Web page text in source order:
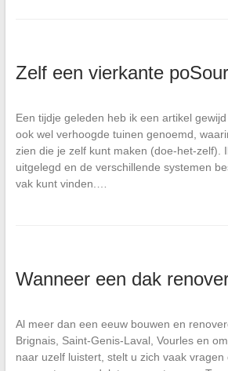
Zelf een vierkante
Een tijdje geleden heb ik een artikel
ook wel verhoogde tuinen genoemd,
zien die je zelf kunt maken (doe-het-zelf).
uitgelegd en de verschillende systemen
vak kunt vinden.…
Wanneer een dak
Al meer dan een eeuw bouwen en
Brignais, Saint-Genis-Laval, Vourles en
naar uzelf luistert, stelt u zich vaak vragen